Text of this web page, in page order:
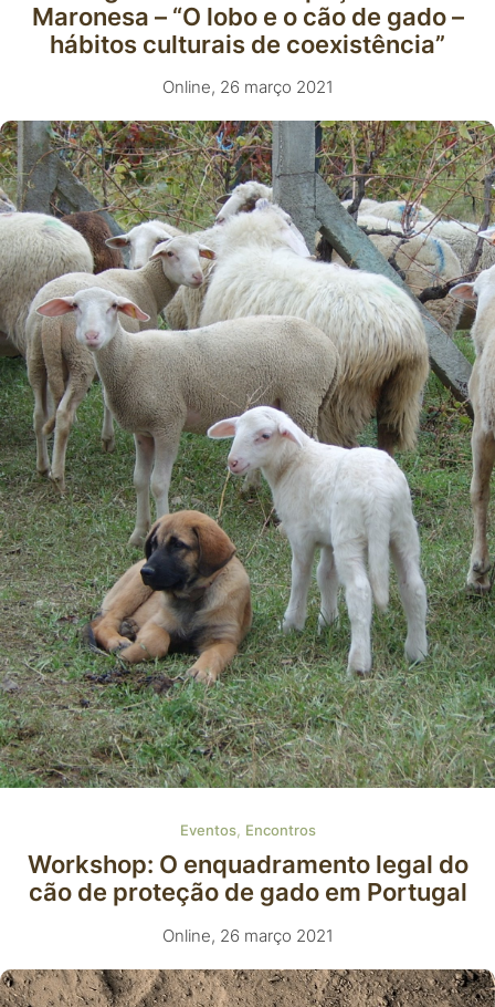
Maronesa – “O lobo e o cão de gado –
hábitos culturais de coexistência”
Online, 26 março 2021
Eventos, Encontros
Workshop: O enquadramento legal do
cão de proteção de gado em Portugal
Online, 26 março 2021